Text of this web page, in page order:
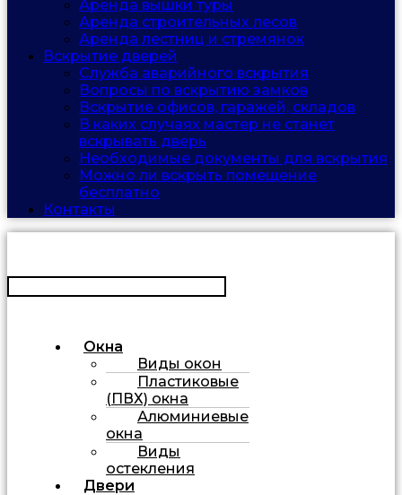
Аренда вышки туры
Аренда строительных лесов
Аренда лестниц и стремянок
Вскрытие дверей
Служба аварийного вскрытия
Вопросы по вскрытию замков
Вскрытие офисов, гаражей, складов
В каких случаях мастер не станет
вскрывать дверь
Необходимые документы для вскрытия
Можно ли вскрыть помещение
бесплатно
Контакты
Окна
Виды окон
Пластиковые
(ПВХ) окна
Алюминиевые
окна
Виды
остекления
Двери